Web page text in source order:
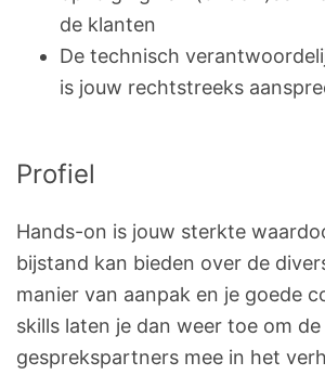
de klanten
De technisch
is jouw rechtstreeks
Profiel
Hands-on is jouw sterkte
bijstand kan bieden over de
manier van aanpak en je goede
skills laten je dan weer toe om
gesprekspartners mee in het